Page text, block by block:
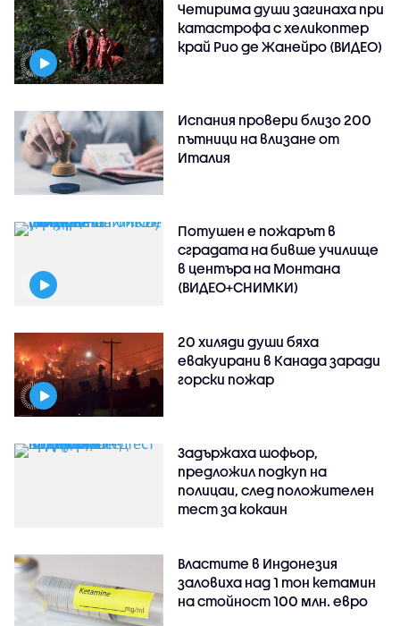
Четирима души загинаха при
катастрофа с хеликоптер
край Рио де Жанейро (ВИДЕО)
Испания провери близо 200
пътници на влизане от
Италия
Потушен е пожарът в
сградата на бивше училище
в центъра на Монтана
(ВИДЕО+СНИМКИ)
20 хиляди души бяха
евакуирани в Канада заради
горски пожар
Задържаха шофьор,
предложил подкуп на
полицаи, след положителен
тест за кокаин
Властите в Индонезия
заловиха над 1 тон кетамин
на стойност 100 млн. евро